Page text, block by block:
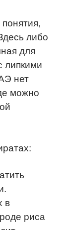
либо
для
липкими
нет
можно
в
риса